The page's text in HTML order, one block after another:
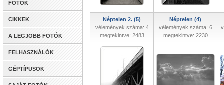
FOTÓK
CIKKEK
A LEGJOBB FOTÓK
FELHASZNÁLÓK
GÉPTÍPUSOK
Néptelen 2. (5)
vélemények száma: 4
megtekintve: 2483
Néptelen (4)
vélemények száma: 6
megtekintve: 2230